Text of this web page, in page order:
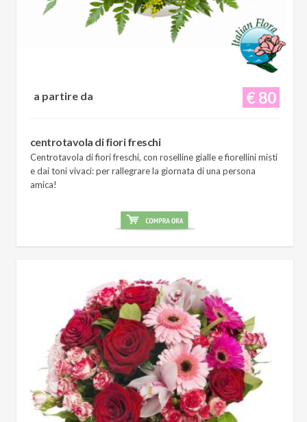
€ 80
a partire da
centrotavola di fiori freschi
Centrotavola di fiori freschi, con roselline gialle e fiorellini misti
e dai toni vivaci: per rallegrare la giornata di una persona
amica!